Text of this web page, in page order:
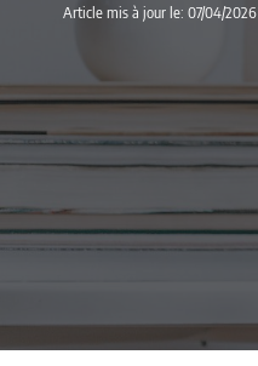
Article mis à jour le: 07/04/2026